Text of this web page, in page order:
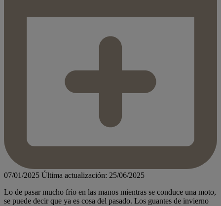
07/01/2025 Última actualización: 25/06/2025
Lo de pasar mucho frío en las manos mientras se conduce una moto,
se puede decir que ya es cosa del pasado. Los guantes de invierno